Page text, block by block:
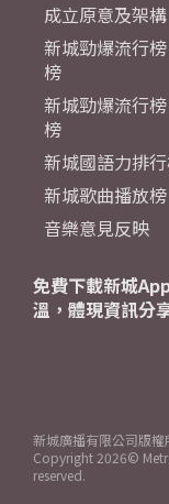
成立原意及架構
新城勁爆流行
榜
新城勁爆流行
榜
新城國語力排
新城歌曲播放榜
音樂意見反映
免費下載新城
溫，體現資訊分
新城廣播有限公司版權
Copyright 2026©
reserved.